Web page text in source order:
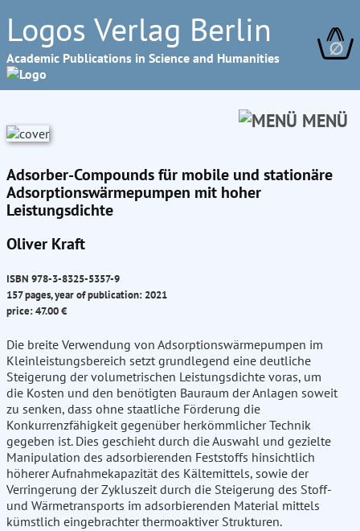
Logos Verlag Berlin
Academic Publications in Science and Humanities ∅
MENÜ
Adsorber-Compounds für mobile und stationäre
Adsorptionswärmepumpen mit hoher
Leistungsdichte
Oliver Kraft
ISBN 978-3-8325-5357-9
157 pages, year of publication: 2021
price: 47.00 €
Die breite Verwendung von Adsorptionswärmepumpen im
Kleinleistungsbereich setzt grundlegend eine deutliche
Steigerung der volumetrischen Leistungsdichte voras, um
die Kosten und den benötigten Bauraum der Anlagen soweit
zu senken, dass ohne staatliche Förderung die
Konkurrenzfähigkeit gegenüber herkömmlicher Technik
gegeben ist. Dies geschieht durch die Auswahl und gezielte
Manipulation des adsorbierenden Feststoffs hinsichtlich
höherer Aufnahmekapazität des Kältemittels, sowie der
Verringerung der Zykluszeit durch die Steigerung des Stoff-
und Wärmetransports im adsorbierenden Material mittels
kümstlich eingebrachter thermoaktiver Strukturen.